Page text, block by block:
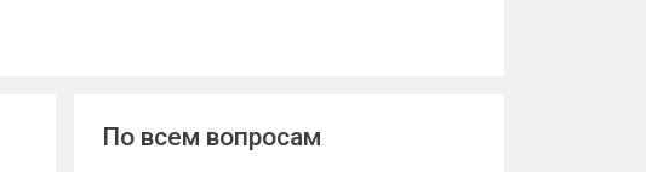
По всем вопросам